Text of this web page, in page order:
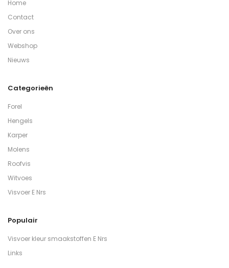
Home
Contact
Over ons
Webshop
Nieuws
Categorieën
Forel
Hengels
Karper
Molens
Roofvis
Witvoes
Visvoer E Nrs
Populair
Visvoer kleur smaakstoffen E Nrs
Links